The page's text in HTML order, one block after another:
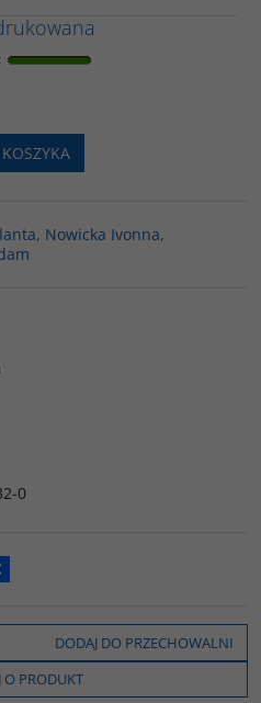
Nowicka Ivonna,
0
DODAJ DO PRZECHOWALNI
O PRODUKT